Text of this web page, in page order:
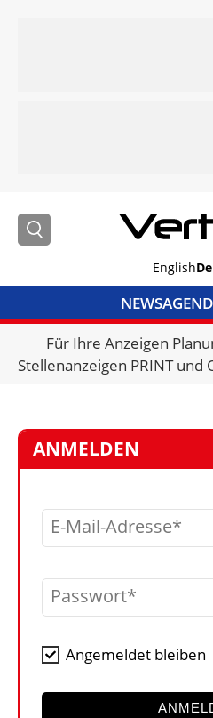
English
NEWS
KRAN &
Für Ihre Anzeigen
Stellenanzeigen PRINT und
ANMELDEN
E-Mail-Adresse
Passwort
Angemeldet bleiben